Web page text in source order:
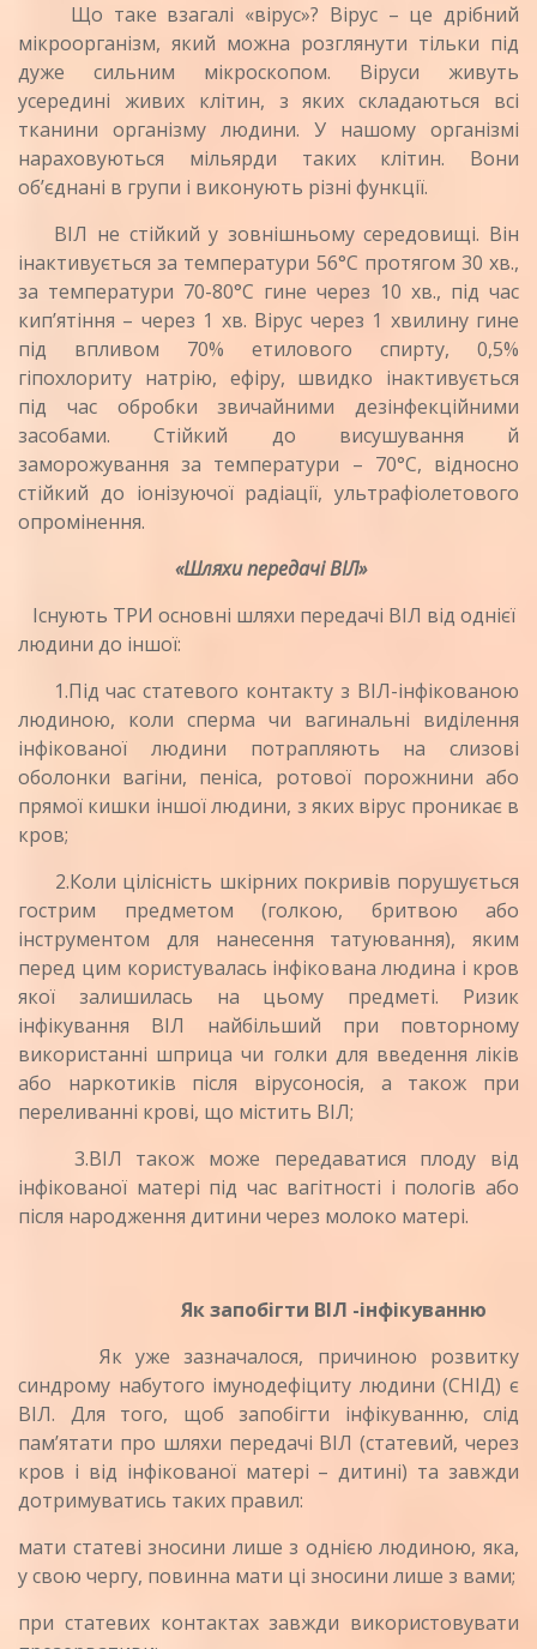
Що таке взагалі «вірус»? Вірус – це дрібний
мікроорганізм, який можна розглянути тільки під
дуже сильним мікроскопом. Віруси живуть
усередині живих клітин, з яких складаються всі
тканини організму людини. У нашому організмі
нараховуються мільярди таких клітин. Вони
об’єднані в групи і виконують різні функції.
ВІЛ не стійкий у зовнішньому середовищі. Він
інактивується за температури 56°С протягом 30 хв.,
за температури 70-80°С гине через 10 хв., під час
кип’ятіння – через 1 хв. Вірус через 1 хвилину гине
під впливом 70% етилового спирту, 0,5%
гіпохлориту натрію, ефіру, швид­ко інактивується
під час обробки звичайними дезінфекційними
засобами. Стійкий до висушу­вання й
заморожування за температури – 70°С, відносно
стійкий до іонізуючої радіації, ульт­рафіолетового
опромінення.
«Шляхи передачі ВІЛ»
Існують ТРИ основні шляхи передачі ВІЛ від однієї
людини до іншої:
1.Під час статевого контакту з ВІЛ-інфікованою
люди­ною, коли сперма чи вагинальні виділення
інфікова­ної людини потрапляють на слизові
оболонки вагіни, пеніса, ротової порожнини або
прямої кишки іншої людини, з яких вірус проникає в
кров;
2.Коли цілісність шкірних покривів порушується
гос­трим предметом (голкою, бритвою або
інструментом для нанесення татуювання), яким
перед цим користу­валась інфікована людина і кров
якої залишилась на цьому предметі. Ризик
інфікування ВІЛ найбільший при повторному
використанні шприца чи голки для введення ліків
або наркотиків після вірусоносія, а та­кож при
переливанні крові, що містить ВІЛ;
3.ВІЛ також може передаватися плоду від
інфікованої матері під час вагітності і пологів або
після народжен­ня дитини через молоко матері.
Як запобігти ВІЛ -інфікуванню
Як уже зазначалося, причиною розвитку
синдрому набутого імунодефіциту людини (СНІД) є
ВІЛ. Для того, щоб запобігти інфікуванню, слід
пам’ятати про шляхи передачі ВІЛ (статевий, через
кров і від інфікованої ма­тері – дитині) та завжди
дотримуватись таких правил:
мати статеві зносини лише з однією людиною, яка,
у свою чергу, повинна мати ці зносини лише з вами;
при статевих контактах завжди використовувати